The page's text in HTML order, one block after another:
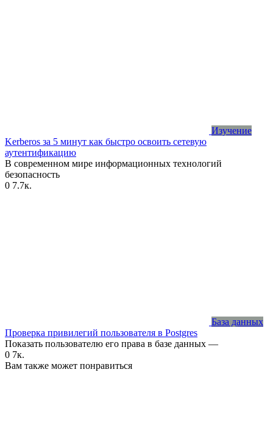
Изучение
Kerberos за 5 минут как быстро освоить сетевую
аутентификацию
В современном мире информационных технологий
безопасность
0 7.7к.
База данных
Проверка привилегий пользователя в Postgres
Показать пользователю его права в базе данных —
0 7к.
Вам также может понравиться